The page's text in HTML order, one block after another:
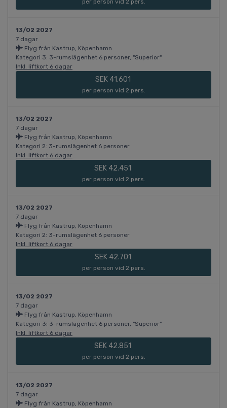
13/02 2027
7 dagar
Flyg från Kastrup, Köpenhamn
Kategori 3: 3-rumslägenhet 6 personer, "Superior"
Inkl. liftkort 6 dagar
SEK 41.601
per person vid 2 pers.
13/02 2027
7 dagar
Flyg från Kastrup, Köpenhamn
Kategori 2: 3-rumslägenhet 6 personer
Inkl. liftkort 6 dagar
SEK 42.451
per person vid 2 pers.
13/02 2027
7 dagar
Flyg från Kastrup, Köpenhamn
Kategori 2: 3-rumslägenhet 6 personer
Inkl. liftkort 6 dagar
SEK 42.701
per person vid 2 pers.
13/02 2027
7 dagar
Flyg från Kastrup, Köpenhamn
Kategori 3: 3-rumslägenhet 6 personer, "Superior"
Inkl. liftkort 6 dagar
SEK 42.851
per person vid 2 pers.
13/02 2027
7 dagar
Flyg från Kastrup, Köpenhamn